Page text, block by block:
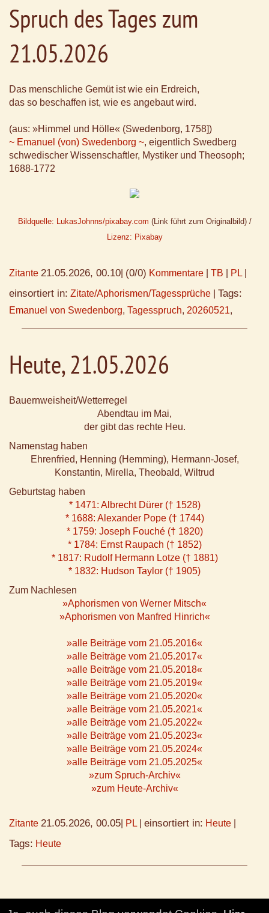
Spruch des Tages zum
21.05.2026
Das menschliche Gemüt ist wie ein Erdreich,
das so beschaffen ist, wie es angebaut wird.
(aus: »Himmel und Hölle« (Swedenborg, 1758])
~ Emanuel (von) Swedenborg ~, eigentlich Swedberg
schwedischer Wissenschaftler, Mystiker und Theosoph;
1688-1772
Bildquelle: LukasJohnns/pixabay.com (Link führt zum Originalbild) /
Lizenz: Pixabay
Zitante 21.05.2026, 00.10 (0/0) Kommentare TB PL
einsortiert in: Zitate/Aphorismen/Tagessprüche Tags:
Emanuel von Swedenborg, Tagesspruch, 20260521,
Heute, 21.05.2026
Bauernweisheit/Wetterregel
Abendtau im Mai,
der gibt das rechte Heu.
Namenstag haben
Ehrenfried, Henning (Hemming), Hermann-Josef,
Konstantin, Mirella, Theobald, Wiltrud
Geburtstag haben
* 1471: Albrecht Dürer († 1528)
* 1688: Alexander Pope († 1744)
* 1759: Joseph Fouché († 1820)
* 1784: Ernst Raupach († 1852)
* 1817: Rudolf Hermann Lotze († 1881)
* 1832: Hudson Taylor († 1905)
Zum Nachlesen
»Aphorismen von Werner Mitsch«
»Aphorismen von Manfred Hinrich«
»alle Beiträge vom 21.05.2016«
»alle Beiträge vom 21.05.2017«
»alle Beiträge vom 21.05.2018«
»alle Beiträge vom 21.05.2019«
»alle Beiträge vom 21.05.2020«
»alle Beiträge vom 21.05.2021«
»alle Beiträge vom 21.05.2022«
»alle Beiträge vom 21.05.2023«
»alle Beiträge vom 21.05.2024«
»alle Beiträge vom 21.05.2025«
»zum Spruch-Archiv«
»zum Heute-Archiv«
Zitante 21.05.2026, 00.05 PL einsortiert in: Heute
Tags: Heute